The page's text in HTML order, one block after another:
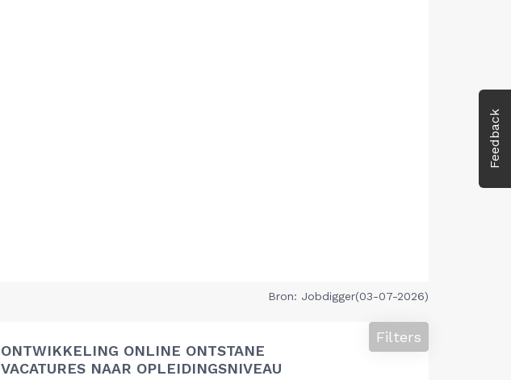
Feedback
Bron: Jobdigger(03-07-2026)
ONTWIKKELING ONLINE ONTSTANE
VACATURES NAAR OPLEIDINGSNIVEAU
Filters